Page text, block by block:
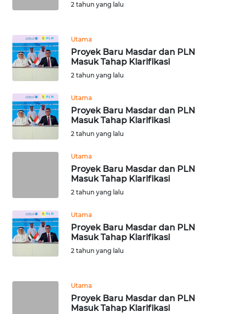
2 tahun yang lalu
Utama
Proyek Baru Masdar dan PLN
Masuk Tahap Klarifikasi
2 tahun yang lalu
Utama
Proyek Baru Masdar dan PLN
Masuk Tahap Klarifikasi
2 tahun yang lalu
Utama
Proyek Baru Masdar dan PLN
Masuk Tahap Klarifikasi
2 tahun yang lalu
Utama
Proyek Baru Masdar dan PLN
Masuk Tahap Klarifikasi
2 tahun yang lalu
Utama
Proyek Baru Masdar dan PLN
Masuk Tahap Klarifikasi
WN
LABUHANBATU
WN
TAPANULI
TENGAH
WN
PAKPAK
KARAWANG